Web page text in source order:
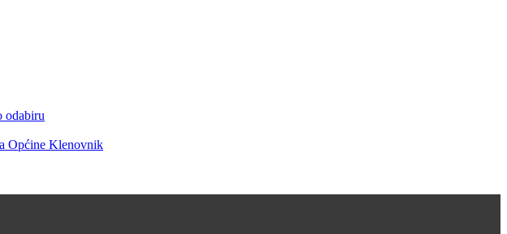
odabiru
Općine Klenovnik